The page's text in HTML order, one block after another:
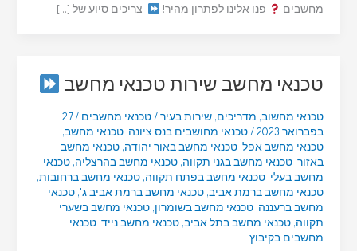
מחשבים
פנו אלינו לפתרון מהיר! צריכים סיוע של […]
טכנאי מחשב שירות טכנאי מחשב
טכנאי מחשוב, מדריכים, שירות בעיר/טכנאי מחשבים /
27
בפברואר 2023
/טכנאי מחושבים בנס ציונה, טכנאי מחשב,
טכנאי מחשב אפל, טכנאי מחשב באור יהודה, טכנאי מחשב
באזור, טכנאי מחשב בגני תקווה, טכנאי מחשב בהרצליה, טכנאי
מחשב בעלי, טכנאי מחשב בפתח תקווה, טכנאי מחשב ברחובות,
טכנאי מחשב ברמת אביב, טכנאי מחשב ברמת אביב ג', טכנאי
מחשב ברעננה, טכנאי מחשב בשומרון, טכנאי מחשב בשערי
תקווה, טכנאי מחשב בתל אביב, טכנאי מחשב נייד, טכנאי
מחשבים בקיבוץ